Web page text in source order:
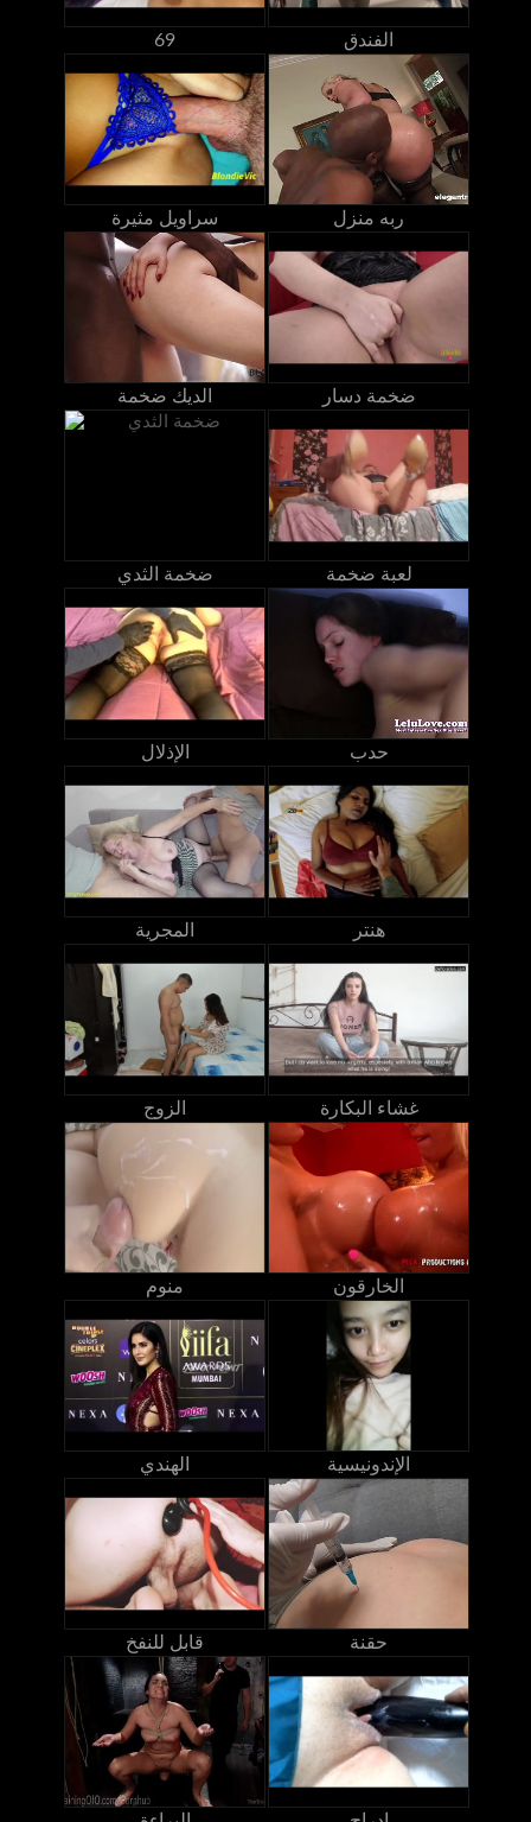
69 الفندق
سراويل مثيرة ربه منزل
الديك ضخمة ضخمة دسار
ضخمة الثدي لعبة ضخمة
الإذلال حدب
المجرية هنتر
الزوج غشاء البكارة
منوم الخارقون
الهندي الإندونيسية
قابل للنفخ حقنة